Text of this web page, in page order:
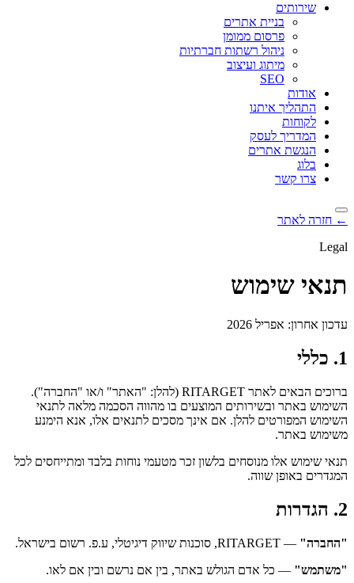
שירותים
בניית אתרים
פרסום ממומן
ניהול רשתות חברתיות
מיתוג ועיצוב
SEO
אודות
התהליך איתנו
לקוחות
המדריך לעסק
הנגשת אתרים
בלוג
צרו קשר
← חזרה לאתר
Legal
תנאי שימוש
עדכון אחרון: אפריל 2026
1. כללי
משימוש באתר.
המגדרים באופן שווה.
2. הגדרות
"החברה" — RITARGET, סוכנות שיווק דיגיטלי, ע.פ. רשום בישראל.
"משתמש" — כל אדם הגולש באתר, בין אם נרשם ובין אם לאו.